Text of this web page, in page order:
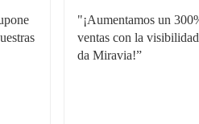
"¡Aumentamos un
ventas con la
da Miravia!”